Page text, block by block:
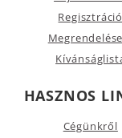
Regisztráció
HASZNOS
Cégünkről